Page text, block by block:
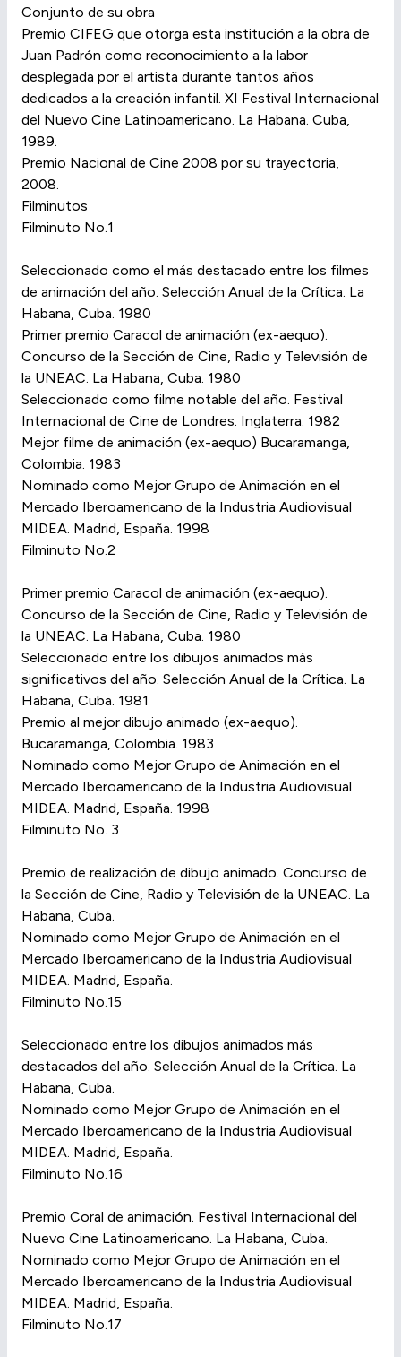
Conjunto de su obra
Premio CIFEG que otorga esta institución a la obra de
Juan Padrón como reconocimiento a la labor
desplegada por el artista durante tantos años
dedicados a la creación infantil. XI Festival Internacional
del Nuevo Cine Latinoamericano. La Habana. Cuba,
1989.
Premio Nacional de Cine 2008 por su trayectoria,
2008.
Filminutos
Filminuto No.1
Seleccionado como el más destacado entre los filmes
de animación del año. Selección Anual de la Crítica. La
Habana, Cuba. 1980
Primer premio Caracol de animación (ex-aequo).
Concurso de la Sección de Cine, Radio y Televisión de
la UNEAC. La Habana, Cuba. 1980
Seleccionado como filme notable del año. Festival
Internacional de Cine de Londres. Inglaterra. 1982
Mejor filme de animación (ex-aequo) Bucaramanga,
Colombia. 1983
Nominado como Mejor Grupo de Animación en el
Mercado Iberoamericano de la Industria Audiovisual
MIDEA. Madrid, España. 1998
Filminuto No.2
Primer premio Caracol de animación (ex-aequo).
Concurso de la Sección de Cine, Radio y Televisión de
la UNEAC. La Habana, Cuba. 1980
Seleccionado entre los dibujos animados más
significativos del año. Selección Anual de la Crítica. La
Habana, Cuba. 1981
Premio al mejor dibujo animado (ex-aequo).
Bucaramanga, Colombia. 1983
Nominado como Mejor Grupo de Animación en el
Mercado Iberoamericano de la Industria Audiovisual
MIDEA. Madrid, España. 1998
Filminuto No. 3
Premio de realización de dibujo animado. Concurso de
la Sección de Cine, Radio y Televisión de la UNEAC. La
Habana, Cuba.
Nominado como Mejor Grupo de Animación en el
Mercado Iberoamericano de la Industria Audiovisual
MIDEA. Madrid, España.
Filminuto No.15
Seleccionado entre los dibujos animados más
destacados del año. Selección Anual de la Crítica. La
Habana, Cuba.
Nominado como Mejor Grupo de Animación en el
Mercado Iberoamericano de la Industria Audiovisual
MIDEA. Madrid, España.
Filminuto No.16
Premio Coral de animación. Festival Internacional del
Nuevo Cine Latinoamericano. La Habana, Cuba.
Nominado como Mejor Grupo de Animación en el
Mercado Iberoamericano de la Industria Audiovisual
MIDEA. Madrid, España.
Filminuto No.17